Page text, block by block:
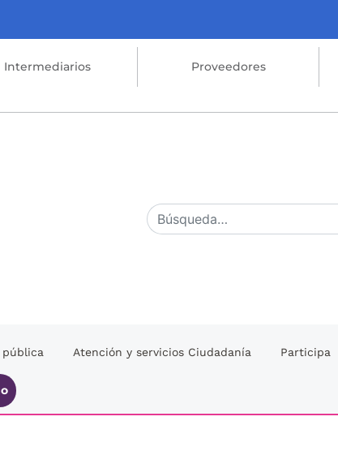
Intermediarios Proveedores
pública Atención y servicios Ciudadanía Participa